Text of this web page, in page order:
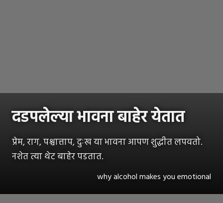
दडपलेल्या भावना बाहेर येतात
प्रेम, राग, पश्चात्ताप, दुःख या भावना आपण शुद्धीत लपवतो.
नशेत त्या थेट बाहेर पडतात.
why alcohol makes you emotional